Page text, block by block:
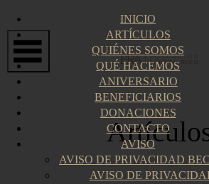
al
contenido
INICIO
ARTÍCULOS
QUIÉNES SOMOS
QUÉ HACEMOS
ANIVERSARIO
BENEFICIARIOS
DONACIONES
CONTACTO
AVISO
AVISO DE PRIVACIDAD
AVISO DE